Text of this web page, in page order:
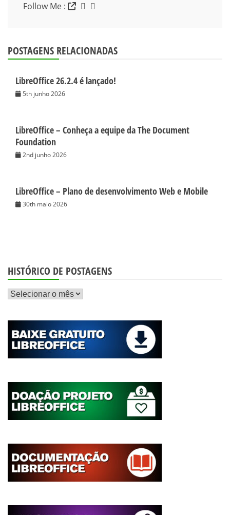
Follow Me :
POSTAGENS RELACIONADAS
LibreOffice 26.2.4 é lançado!
5th junho 2026
LibreOffice – Conheça a equipe da The Document
Foundation
2nd junho 2026
LibreOffice – Plano de desenvolvimento Web e Mobile
30th maio 2026
HISTÓRICO DE POSTAGENS
Histórico
postagens